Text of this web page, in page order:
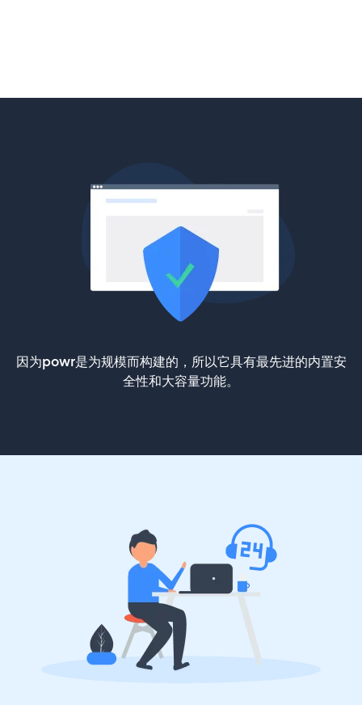
因为powr是为规模而构建的，所以它具有最先进的内置安
全性和大容量功能。